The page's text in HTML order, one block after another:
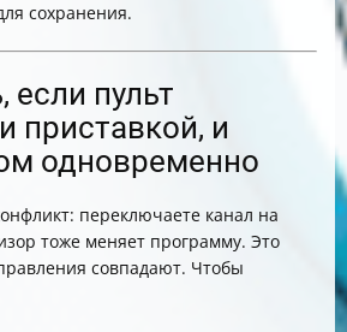
сохранения.
если пульт
приставкой, и
одновременно
переключаете канал на
тоже меняет программу. Это
совпадают. Чтобы